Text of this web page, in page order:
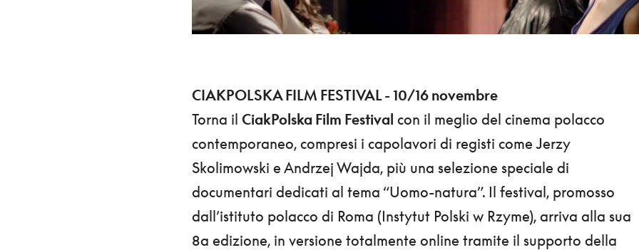
CIAKPOLSKA FILM FESTIVAL - 10/16 novembre
Torna il CiakPolska Film Festival con il meglio del cinema polacco
contemporaneo, compresi i capolavori di registi come Jerzy
Skolimowski e Andrzej Wajda, più una selezione speciale di
documentari dedicati al tema “Uomo-natura”. Il festival, promosso
dall’istituto polacco di Roma (Instytut Polski w Rzyme), arriva alla sua
8a edizione, in versione totalmente online tramite il supporto della